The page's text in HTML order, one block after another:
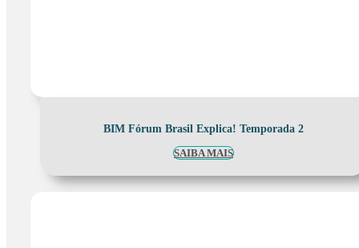
BIM Fórum Brasil Explica! Temporada 2
SAIBA MAIS